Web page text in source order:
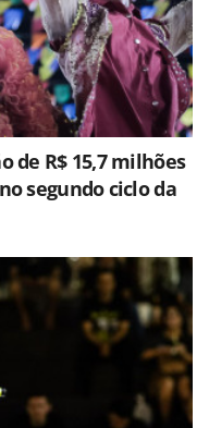
de R$ 15,7 milhões
segundo ciclo da